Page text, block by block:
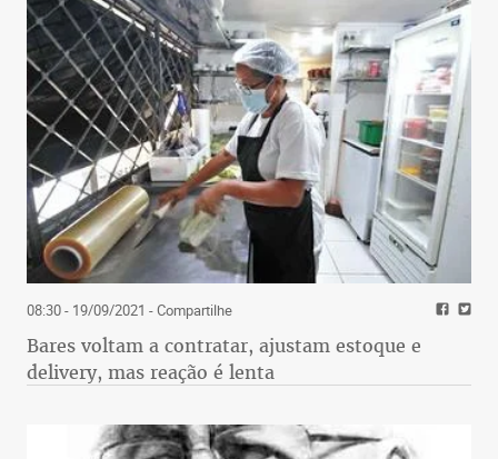
08:30 - 19/09/2021 - Compartilhe
Bares voltam a contratar, ajustam estoque e
delivery, mas reação é lenta